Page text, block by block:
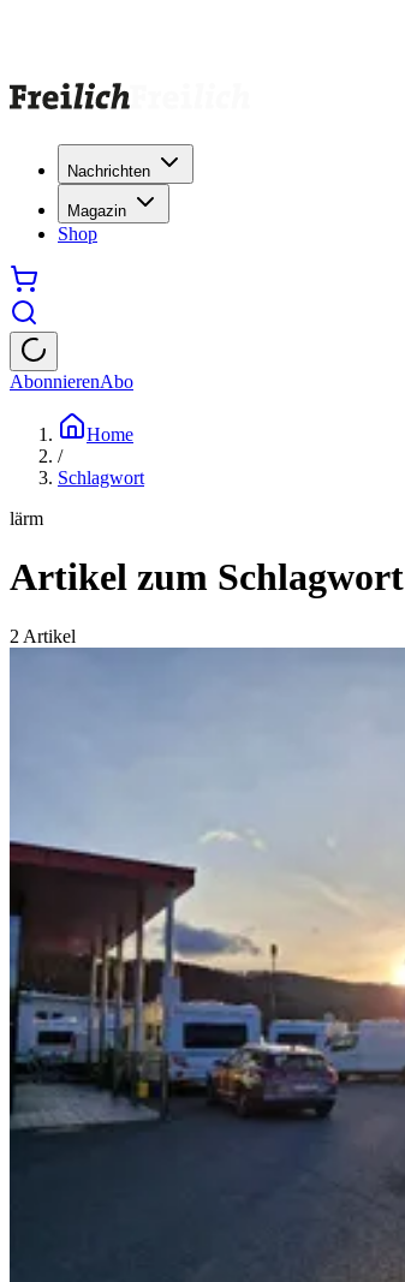
Nachrichten
Magazin
Shop
AbonnierenAbo
Home
/
Schlagwort
lärm
Artikel zum Schlagwort
2 Artikel